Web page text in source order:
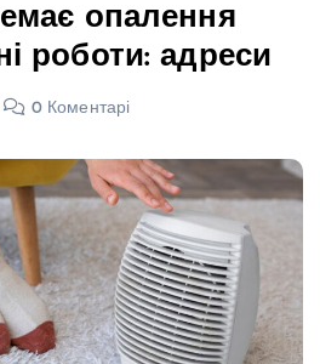
опалення
роботи: адреси
0 Коментарі